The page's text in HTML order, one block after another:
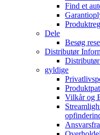
Find et
Dele
Besøg
Distributør
gyldige
Vilkår og